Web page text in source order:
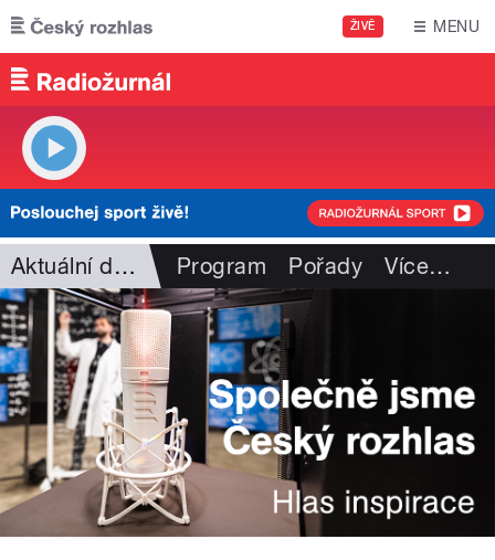
Přejít k hlavnímu obsahu
ŽIVĚ MENU
Aktuální dění Program Pořady Více…